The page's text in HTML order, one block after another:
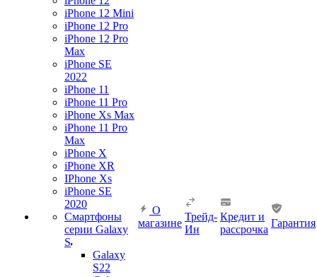
iPhone 12 Mini
iPhone 12 Pro
iPhone 12 Pro
Max
iPhone SE
2022
iPhone 11
iPhone 11 Pro
iPhone Xs Max
iPhone 11 Pro
Max
iPhone X
iPhone XR
IPhone Xs
iPhone SE
2020
Смартфоны
серии Galaxy
S
Galaxy
S22
О
магазине
Трейд-
Ин
Кредит и
рассрочка
Гарантия